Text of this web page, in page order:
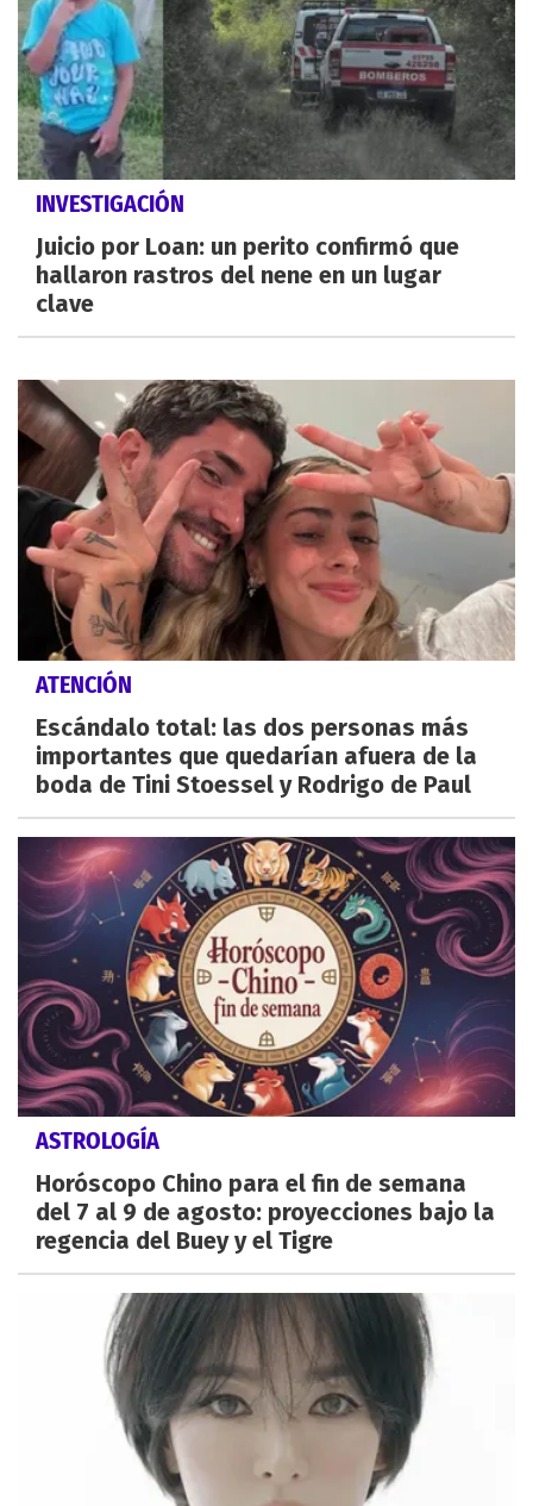
INVESTIGACIÓN
Juicio por Loan: un perito confirmó que
hallaron rastros del nene en un lugar
clave
ATENCIÓN
Escándalo total: las dos personas más
importantes que quedarían afuera de la
boda de Tini Stoessel y Rodrigo de Paul
ASTROLOGÍA
Horóscopo Chino para el fin de semana
del 7 al 9 de agosto: proyecciones bajo la
regencia del Buey y el Tigre